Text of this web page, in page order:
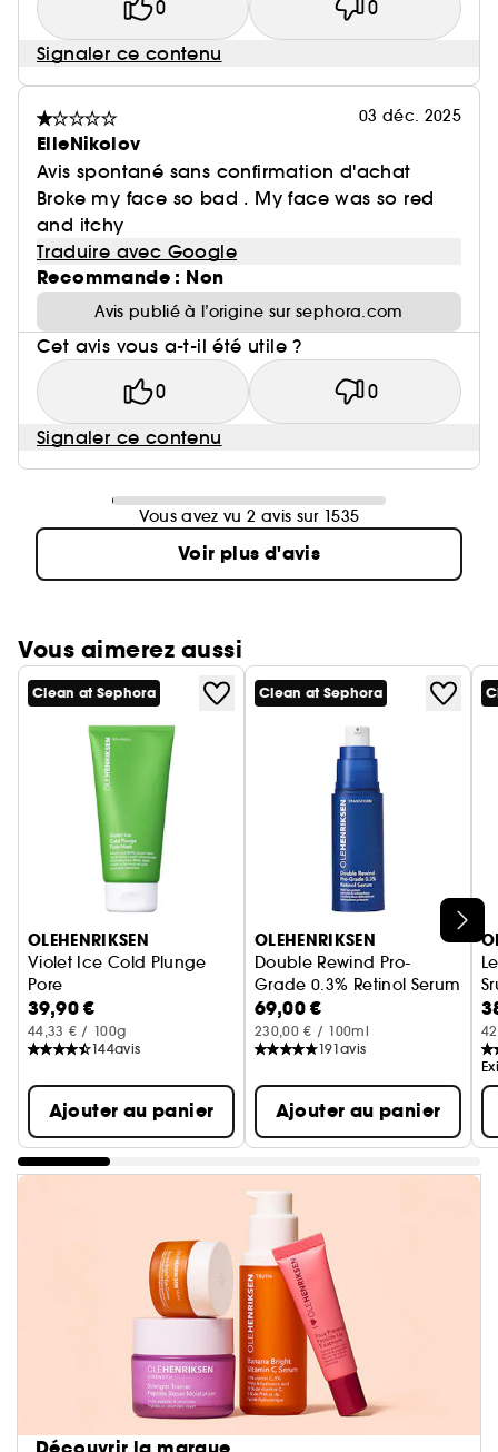
0 0
Signaler ce contenu
03 déc. 2025
ElleNikolov
Avis spontané sans confirmation d'achat
Broke my face so bad . My face was so red
and itchy
Traduire avec Google
Recommande : Non
Avis publié à l’origine sur sephora.com
Cet avis vous a-t-il été utile ?
0 0
Signaler ce contenu
Vous avez vu 2 avis sur 1535
Voir plus d'avis
Vous aimerez aussi
Ignorer le carrousel produits
Clean at Sephora
OLEHENRIKSEN
Violet Ice Cold Plunge
Pore
Masque Detox Purifiant
39,90 €
44,33 € / 100g
144avis
Ajouter au panier
Clean at Sephora
OLEHENRIKSEN
Double Rewind Pro-
Grade 0.3% Retinol Serum
Sérum anti-âge au Retinol
69,00 €
230,00 € / 100ml
191avis
Ajouter au panier